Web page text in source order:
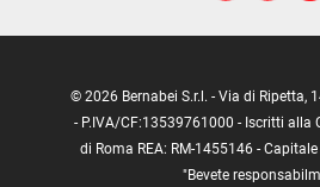
© 2026 Bernabei S.r.l. - Via di Ripetta,
- P.IVA/CF:13539761000 - Iscritti alla
di Roma REA: RM-1455146 -
"Bevete